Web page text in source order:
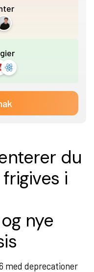
du
i
nye
med deprecationer